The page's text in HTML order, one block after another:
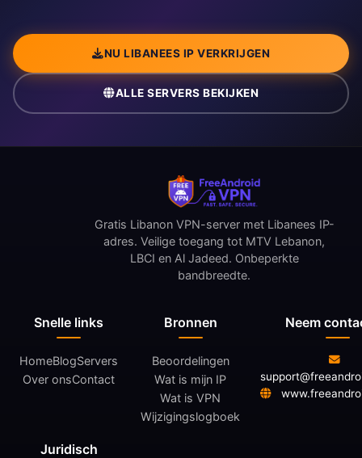
NU LIBANEES IP VERKRIJGEN
ALLE SERVERS BEKIJKEN
Snelle links
HomeBlogServers
Over onsContact
Bronnen
Beoordelingen
Wat is mijn IP
Wat is VPN
Wijzigingslogboek
Juridisch
Gratis Libanon VPN-server met Libanees IP-
adres. Veilige toegang tot MTV Lebanon,
LBCI en Al Jadeed. Onbeperkte
bandbreedte.
Neem